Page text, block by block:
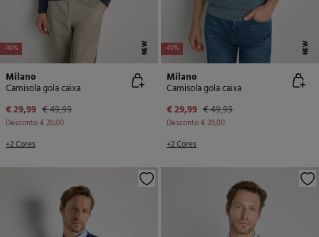
-40% NEW
Milano
Camisola gola caixa
€ 29,99 € 49,99
Desconto€ 20,00
+2 Cores
-40% NEW
Milano
Camisola gola caixa
€ 29,99 € 49,99
Desconto€ 20,00
+2 Cores